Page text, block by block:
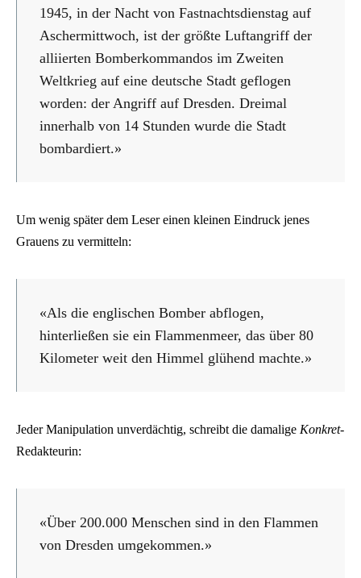
1945, in der Nacht von Fastnachtsdienstag auf
Aschermittwoch, ist der größte Luftangriff der
alliierten Bomberkommandos im Zweiten
Weltkrieg auf eine deutsche Stadt geflogen
worden: der Angriff auf Dresden. Dreimal
innerhalb von 14 Stunden wurde die Stadt
bombardiert.»
Um wenig später dem Leser einen kleinen Eindruck jenes
Grauens zu vermitteln:
«Als die englischen Bomber abflogen,
hinterließen sie ein Flammenmeer, das über 80
Kilometer weit den Himmel glühend machte.»
Jeder Manipulation unverdächtig, schreibt die damalige Konkret-
Redakteurin:
«Über 200.000 Menschen sind in den Flammen
von Dresden umgekommen.»